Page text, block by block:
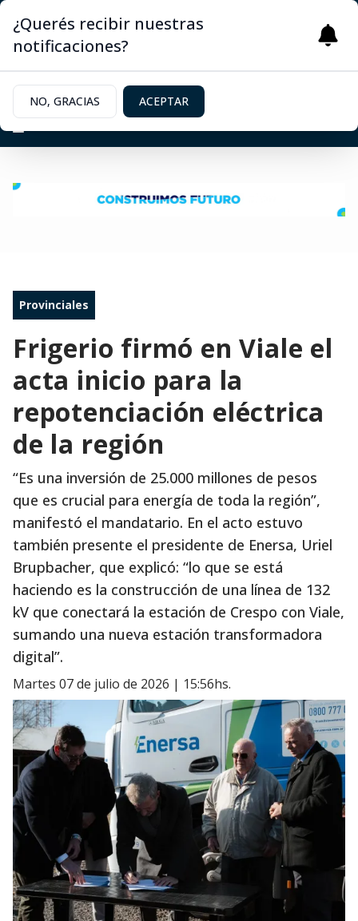
Provinciales
Frigerio firmó en Viale el
acta inicio para la
repotenciación eléctrica
de la región
“Es una inversión de 25.000 millones de pesos
que es crucial para energía de toda la región”,
manifestó el mandatario. En el acto estuvo
también presente el presidente de Enersa, Uriel
Brupbacher, que explicó: “lo que se está
haciendo es la construcción de una línea de 132
kV que conectará la estación de Crespo con Viale,
sumando una nueva estación transformadora
digital”.
martes 07 de julio de 2026 | 15:56hs.
¿Querés recibir nuestras
notificaciones?
NO, GRACIAS ACEPTAR